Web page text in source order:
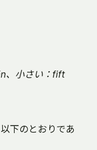
、小さい：fift
下のとおりであ